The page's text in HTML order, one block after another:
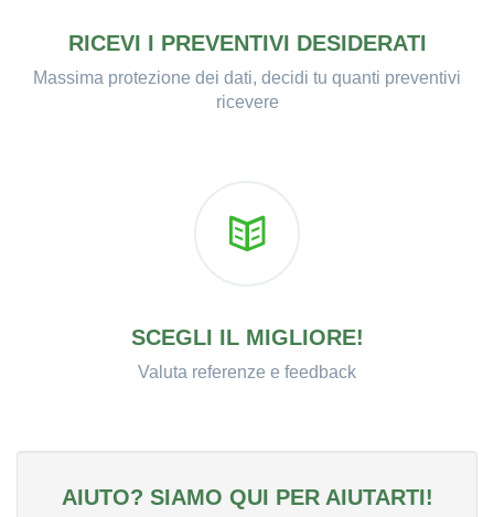
RICEVI I PREVENTIVI DESIDERATI
Massima protezione dei dati, decidi tu quanti preventivi
ricevere
SCEGLI IL MIGLIORE!
Valuta referenze e feedback
AIUTO? SIAMO QUI PER AIUTARTI!